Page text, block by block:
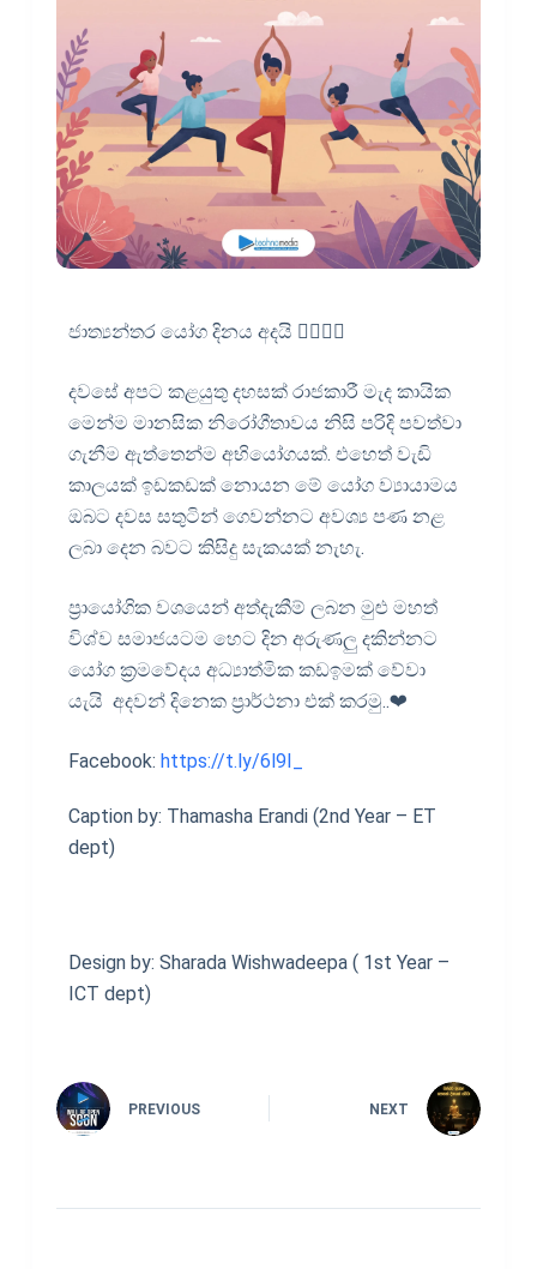
ජාත්‍යන්තර යෝග දිනය අදයි 🧎‍♀💆‍♀
දවසේ අපට කළයුතු දහසක් රාජකාරී මැද කායික
මෙන්ම මානසික නිරෝගීතාවය නිසි පරිදි පවත්වා
ගැනීම ඇත්තෙන්ම අභියෝගයක්. එහෙත් වැඩි
කාලයක් ඉඩකඩක් නොයන මේ යෝග ව්‍යායාමය
ඔබට දවස සතුටින් ගෙවන්නට අවශ්‍ය පණ නළ
ලබා දෙන බවට කිසිදු සැකයක් නැහැ.
ප්‍රායෝගික වශයෙන් අත්දැකීම් ලබන මුළු මහත්
විශ්ව සමාජයටම හෙට දින අරුණලු දකින්නට
යෝග ක්‍රමවේදය අධ්‍යාත්මික කඩඉමක් වේවා
යැයි අදවන් දිනෙක ප්‍රාර්ථනා එක් කරමු..❤
Facebook: https://t.ly/6l9I_
Caption by: Thamasha Erandi (2nd Year – ET
dept)
Design by: Sharada Wishwadeepa ( 1st Year –
ICT dept)
PREVIOUS NEXT